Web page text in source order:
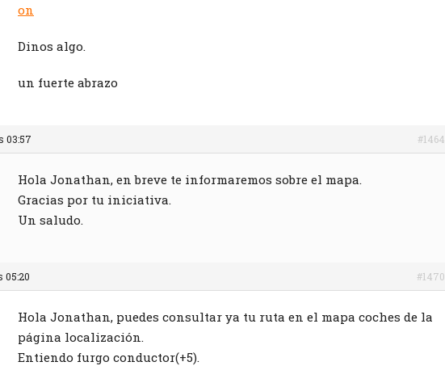
on
Dinos algo.
un fuerte abrazo
03:57 #1464
Hola Jonathan, en breve te informaremos sobre el mapa.
Gracias por tu iniciativa.
Un saludo.
05:20 #1470
Hola Jonathan, puedes consultar ya tu ruta en el mapa coches de la
página localización.
Entiendo furgo conductor(+5).